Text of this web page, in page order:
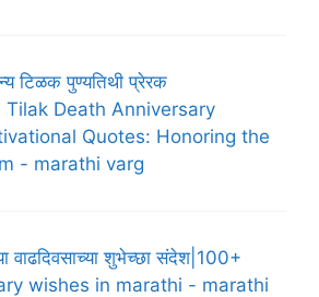
टिळक पुण्यतिथी प्रेरक
Tilak Death Anniversary
Quotes: Honoring the
- marathi varg
वाढदिवसाच्या शुभेच्छा संदेश|100+
wishes in marathi - marathi